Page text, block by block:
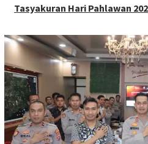
Tasyakuran Hari Pahlawan